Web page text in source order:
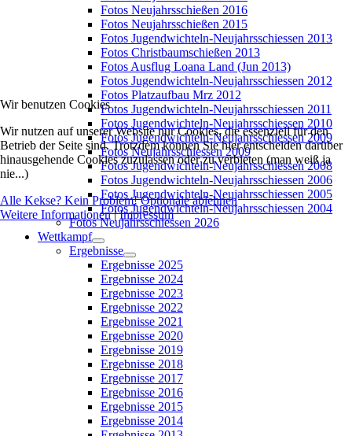
Fotos Neujahrsschießen 2016
Fotos Neujahrsschießen 2015
Fotos Jugendwichteln-Neujahrsschiessen 2013
Fotos Christbaumschießen 2013
Fotos Ausflug Loana Land (Jun 2013)
Fotos Jugendwichteln-Neujahrsschiessen 2012
Fotos Platzaufbau Mrz 2012
Fotos Jugendwichteln-Neujahrsschiessen 2011
Fotos Jugendwichteln-Neujahrsschiessen 2010
Fotos Jugendwichteln-Neujahrsschiessen 2009
Fotos Neujahrsschiessen 2009
Fotos Jugendwichteln-Neujahrsschiessen 2008
Fotos Jugendwichteln-Neujahrsschiessen 2006
Fotos Jugendwichteln-Neujahrsschiessen 2005
Fotos Jugendwichteln-Neujahrsschiessen 2004
Fotos Neujahrsschiessen 2026
Wettkampf
Ergebnisse
Ergebnisse 2025
Ergebnisse 2024
Ergebnisse 2023
Ergebnisse 2022
Ergebnisse 2021
Ergebnisse 2020
Ergebnisse 2019
Ergebnisse 2018
Ergebnisse 2017
Ergebnisse 2016
Ergebnisse 2015
Ergebnisse 2014
Wir benutzen Cookies
Wir nutzen auf unserer Website nur Cookies, die essenziell für den
Betrieb der Seite sind. Trotzdem können Sie hier entscheiden darüber
hinausgehende Cookies zuzulassen oder zu verbieten (man weiß ja
nie...)
Alle Kekse? Kein Problem! Optionale ablehnen
Weitere Informationen|Impressum